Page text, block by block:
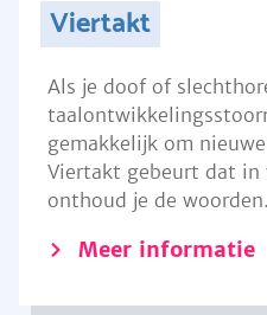
Viertakt
Als je doof of
gemakkelijk om
Viertakt gebeurt dat in
onthoud je de
Meer informatie